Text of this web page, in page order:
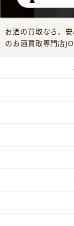
お酒の買取なら、
のお酒買取専門店